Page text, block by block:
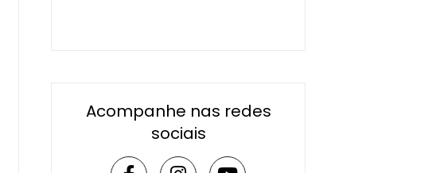
Acompanhe nas redes
sociais